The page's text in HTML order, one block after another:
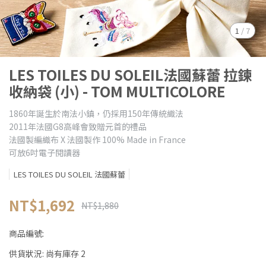
1 / 7
LES TOILES DU SOLEIL法國蘇蕾 拉鍊
收納袋 (小) - TOM MULTICOLORE
1860年誕生於南法小鎮，仍採用150年傳統織法
2011年法國G8高峰會致贈元首的禮品
法國製編織布 X 法國製作 100% Made in France
可放6吋電子閱讀器
LES TOILES DU SOLEIL 法國蘇蕾
NT$1,692 NT$1,880
商品編號:
供貨狀況: 尚有庫存 2